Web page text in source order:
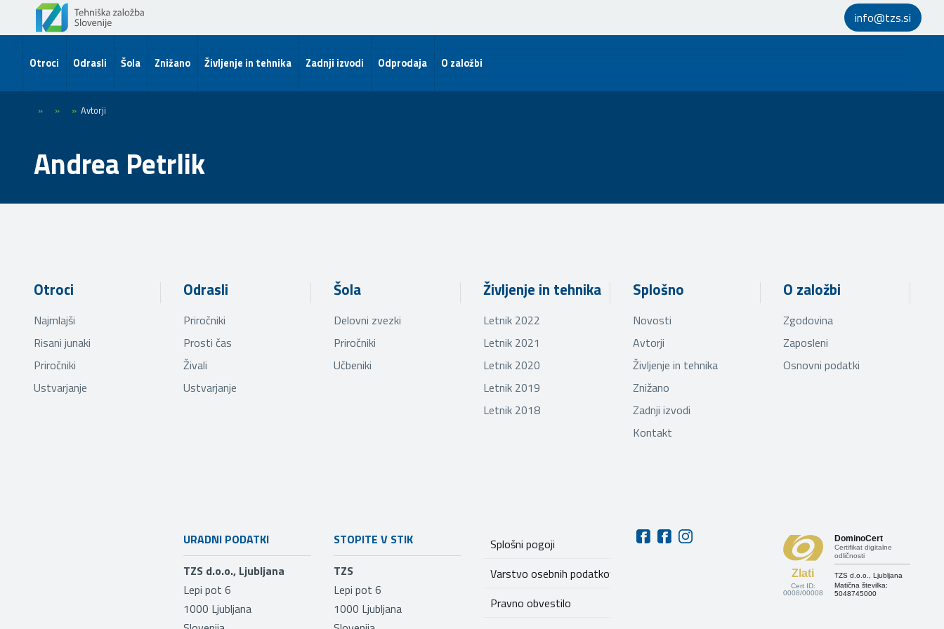
info@tzs.si
Otroci Odrasli Šola Znižano Življenje in tehnika Zadnji izvodi Odprodaja O založbi
» » » Avtorji
Andrea Petrlik
Otroci
Najmlajši
Risani junaki
Priročniki
Ustvarjanje
Odrasli
Priročniki
Prosti čas
Živali
Ustvarjanje
Šola
Delovni zvezki
Priročniki
Učbeniki
Življenje in tehnika
Letnik 2022
Letnik 2021
Letnik 2020
Letnik 2019
Letnik 2018
Splošno
Novosti
Avtorji
Življenje in tehnika
Znižano
Zadnji izvodi
Kontakt
O založbi
Zgodovina
Zaposleni
Osnovni podatki
URADNI PODATKI
TZS d.o.o., Ljubljana
Lepi pot 6
1000 Ljubljana
STOPITE V STIK
TZS
Lepi pot 6
1000 Ljubljana
Splošni pogoji
Varstvo osebnih podatkov
Pravno obvestilo
Zlati
Cert ID:
0008/00008
DominoCert
Certifikat digitalne
odličnosti
TZS d.o.o., Ljubljana
Matična številka:
5048745000